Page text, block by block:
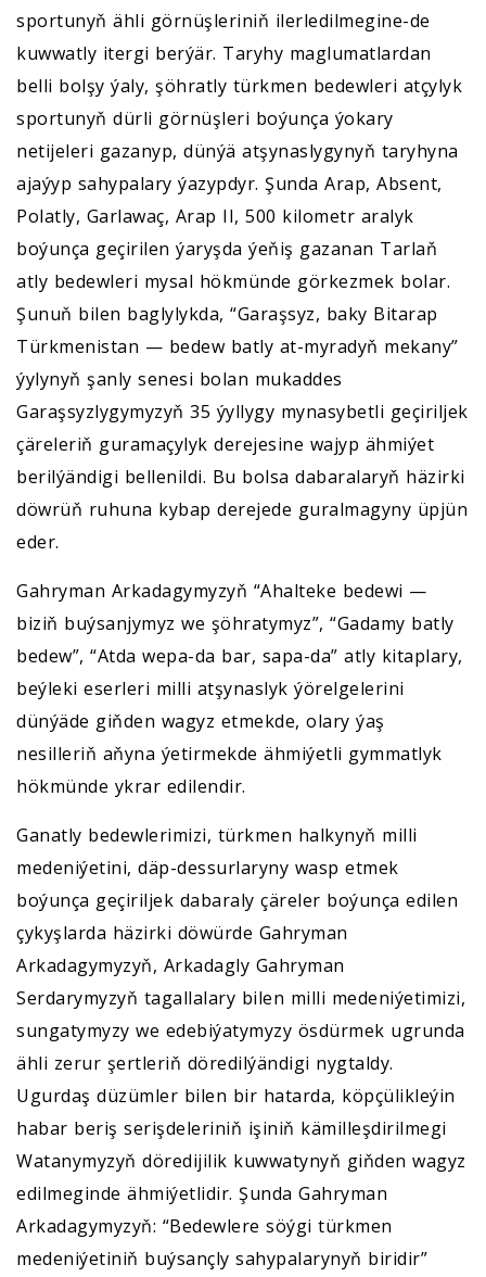
sportunyň ähli görnüşleriniň ilerledilmegine-de
kuwwatly itergi berýär. Taryhy maglumatlardan
belli bolşy ýaly, şöhratly türkmen bedewleri atçylyk
sportunyň dürli görnüşleri boýunça ýokary
netijeleri gazanyp, dünýä atşynaslygynyň taryhyna
ajaýyp sahypalary ýazypdyr. Şunda Arap, Absent,
Polatly, Garlawaç, Arap II, 500 kilometr aralyk
boýunça geçirilen ýaryşda ýeňiş gazanan Tarlaň
atly bedewleri mysal hökmünde görkezmek bolar.
Şunuň bilen baglylykda, “Garaşsyz, baky Bitarap
Türkmenistan — bedew batly at-myradyň mekany”
ýylynyň şanly senesi bolan mukaddes
Garaşsyzlygymyzyň 35 ýyllygy mynasybetli geçiriljek
çäreleriň guramaçylyk derejesine wajyp ähmiýet
berilýändigi bellenildi. Bu bolsa dabaralaryň häzirki
döwrüň ruhuna kybap derejede guralmagyny üpjün
eder.
Gahryman Arkadagymyzyň “Ahalteke bedewi —
biziň buýsanjymyz we şöhratymyz”, “Gadamy batly
bedew”, “Atda wepa-da bar, sapa-da” atly kitaplary,
beýleki eserleri milli atşynaslyk ýörelgelerini
dünýäde giňden wagyz etmekde, olary ýaş
nesilleriň aňyna ýetirmekde ähmiýetli gymmatlyk
hökmünde ykrar edilendir.
Ganatly bedewlerimizi, türkmen halkynyň milli
medeniýetini, däp-dessurlaryny wasp etmek
boýunça geçiriljek dabaraly çäreler boýunça edilen
çykyşlarda häzirki döwürde Gahryman
Arkadagymyzyň, Arkadagly Gahryman
Serdarymyzyň tagallalary bilen milli medeniýetimizi,
sungatymyzy we edebiýatymyzy ösdürmek ugrunda
ähli zerur şertleriň döredilýändigi nygtaldy.
Ugurdaş düzümler bilen bir hatarda, köpçülikleýin
habar beriş serişdeleriniň işiniň kämilleşdirilmegi
Watanymyzyň döredijilik kuwwatynyň giňden wagyz
edilmeginde ähmiýetlidir. Şunda Gahryman
Arkadagymyzyň: “Bedewlere söýgi türkmen
medeniýetiniň buýsançly sahypalarynyň biridir”